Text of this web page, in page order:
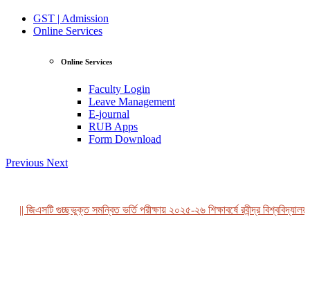
GST | Admission
Online Services
Online Services
Faculty Login
Leave Management
E-journal
RUB Apps
Form Download
Previous Next
|| জিএসটি গুচ্ছভুক্ত সমন্বিত ভর্তি পরীক্ষায় ২০২৫-২৬ শিক্ষাবর্ষে রবীন্দ্র